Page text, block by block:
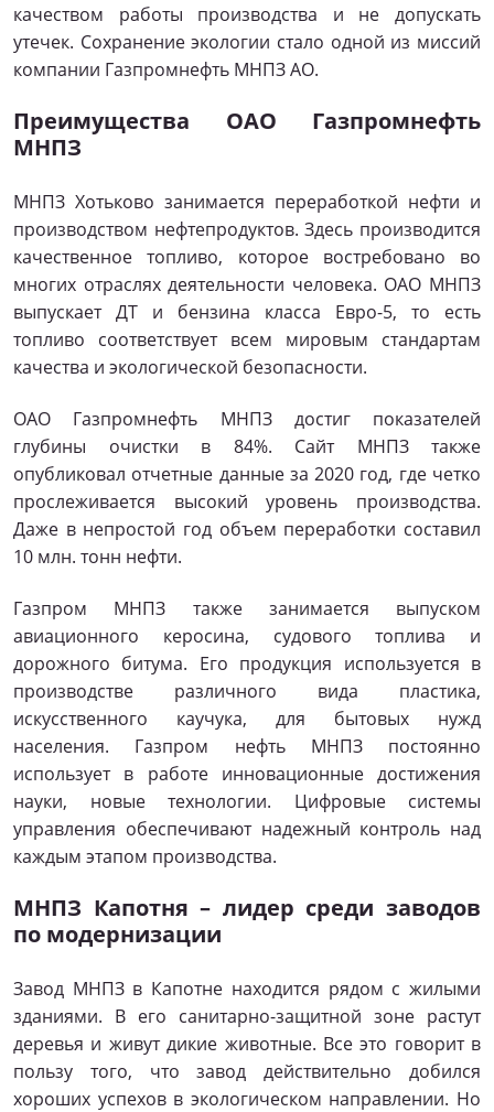
качеством работы производства и не допускать
утечек. Сохранение экологии стало одной из миссий
компании Газпромнефть МНПЗ АО.
Преимущества ОАО Газпромнефть
МНПЗ
МНПЗ Хотьково занимается переработкой нефти и
производством нефтепродуктов. Здесь производится
качественное топливо, которое востребовано во
многих отраслях деятельности человека. ОАО МНПЗ
выпускает ДТ и бензина класса Евро-5, то есть
топливо соответствует всем мировым стандартам
качества и экологической безопасности.
ОАО Газпромнефть МНПЗ достиг показателей
глубины очистки в 84%. Сайт МНПЗ также
опубликовал отчетные данные за 2020 год, где четко
прослеживается высокий уровень производства.
Даже в непростой год объем переработки составил
10 млн. тонн нефти.
Газпром МНПЗ также занимается выпуском
авиационного керосина, судового топлива и
дорожного битума. Его продукция используется в
производстве различного вида пластика,
искусственного каучука, для бытовых нужд
населения. Газпром нефть МНПЗ постоянно
использует в работе инновационные достижения
науки, новые технологии. Цифровые системы
управления обеспечивают надежный контроль над
каждым этапом производства.
МНПЗ Капотня – лидер среди заводов
по модернизации
Завод МНПЗ в Капотне находится рядом с жилыми
зданиями. В его санитарно-защитной зоне растут
деревья и живут дикие животные. Все это говорит в
пользу того, что завод действительно добился
хороших успехов в экологическом направлении. Но